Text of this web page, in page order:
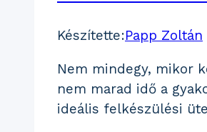
Készítette:Papp Zoltán
Nem mindegy, mikor
nem marad idő a
ideális felkészülési